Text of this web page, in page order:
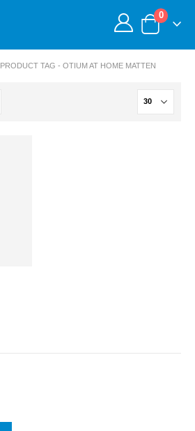
0
PRODUCT TAG -OTIUM AT HOME MATTEN